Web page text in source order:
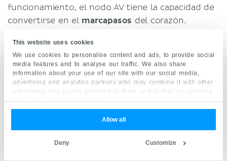
This website uses cookies
We use cookies to personalise content and ads, to provide social
media features and to analyse our traffic. We also share
information about your use of our site with our social media,
advertising and analytics partners who may combine it with other
information that you’ve provided to them or that they’ve collected
from your use of their services.
Allow all
Customize
Deny
funcionamiento, el nodo AV tiene la capacidad de
convertirse en el marcapasos del corazón.
capaces de establecer un ritmo (aunque más
lento) ( 40 a 60 latidos por minuto).
El nodo AV también es responsable deralentizar
ventrículos. Este importante fenómeno permite
que los ventrículos tengan más tiempo para
proveniente de los atrios que se contraen. Pero,